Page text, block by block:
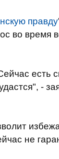
правду
во время
есть
-
не